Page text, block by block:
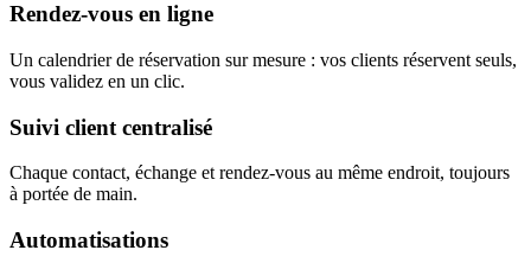
Rendez-vous en ligne
Un calendrier de réservation sur mesure : vos clients réservent seuls,
vous validez en un clic.
Suivi client centralisé
Chaque contact, échange et rendez-vous au même endroit, toujours
à portée de main.
Automatisations